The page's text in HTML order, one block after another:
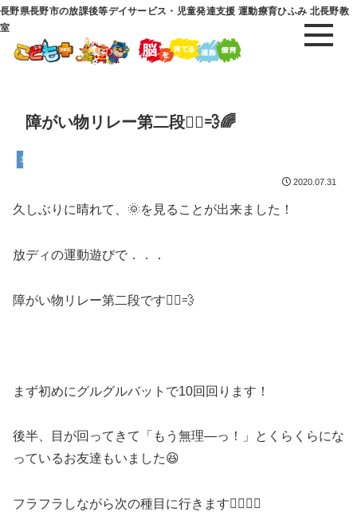
長野県長野市の放課後等デイサービス・児童発達支援 運動療育ひふみ 北長野教
室
障がい物リレー第二段🏃‍♂️💨🌈
北長野教室
2020.07.31
久しぶりに晴れて、🌞を見ることが出来ました！
放ディの運動遊びで．．．
障がい物リレー第二段です🏃‍♂️💨
まず初めにグルグルバットで10回回ります！
後半、目が回ってきて「もう無理―っ！」とくらくらにな
っているお友達もいました😆
フラフラしながら次の種目に行きます🏃‍♂️🏃‍♂️